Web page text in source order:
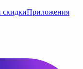
Приложения